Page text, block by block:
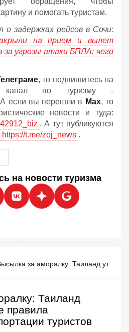
и помогать туристам.
о задержках рейсов в Сочи:
на прием и вылет
за угрозы атаки БПЛА: чего
, то подпишитесь на
канал по туризму -
если вы перешли в Мах, то
новости и туда:
. А тут публикуются
https://t.me/zoj_news .
на новости туризма
Высылка за аморалку: Таиланд утвердил новые правила мгновенной депортации туристов
Таиланд
правила
туристов